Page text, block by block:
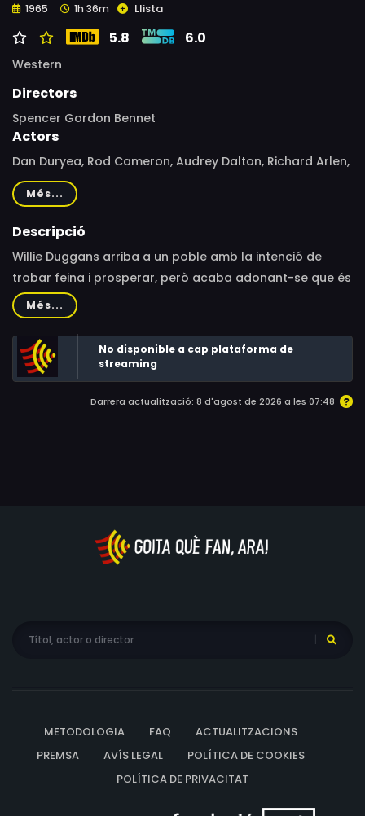
1965 1h 36m Llista
5.8 6.0
Western
Directors
Spencer Gordon Bennet
Actors
Dan Duryea, Rod Cameron, Audrey Dalton, Richard Arlen,
Buster Crabbe, Johnny Mack Brown, Peter Duryea, Eddie
Quillan, Grady Sutton, Emory Parnell, Norman Willis, Boyd
'Red' Morgan, Bob Steele, Dan White, John Reach, Duane
Ronn Delanor, Dudley Ross, I. Stanford Jolley, Frank
Lackteen, Tom Kennedy, Gilbert M. Anderson
Més...
Descripció
Willie Duggans arriba a un poble amb la intenció de
trobar feina i prosperar, però acaba adonant-se que és
més fàcil guanyar diners matant bandolers. Segons es
va acostumant a aquesta activitat, el seu caràcter
canvia tant que es converteix en un home
completament diferent.
Més...
No disponible a cap plataforma de
streaming
Darrera actualització: 8 d'agost de 2026 a les 07:48
METODOLOGIA FAQ
ACTUALITZACIONS
PREMSA
AVÍS LEGAL
POLÍTICA DE COOKIES
POLÍTICA DE PRIVACITAT